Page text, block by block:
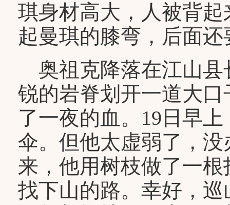
琪身材高大，人被背
起曼琪的膝弯，后面
奥祖克降落在江山县
锐的岩脊划开一道大
了一夜的血。19日早
伞。但他太虚弱了，
来，他用树枝做了一
找下山的路。幸好，